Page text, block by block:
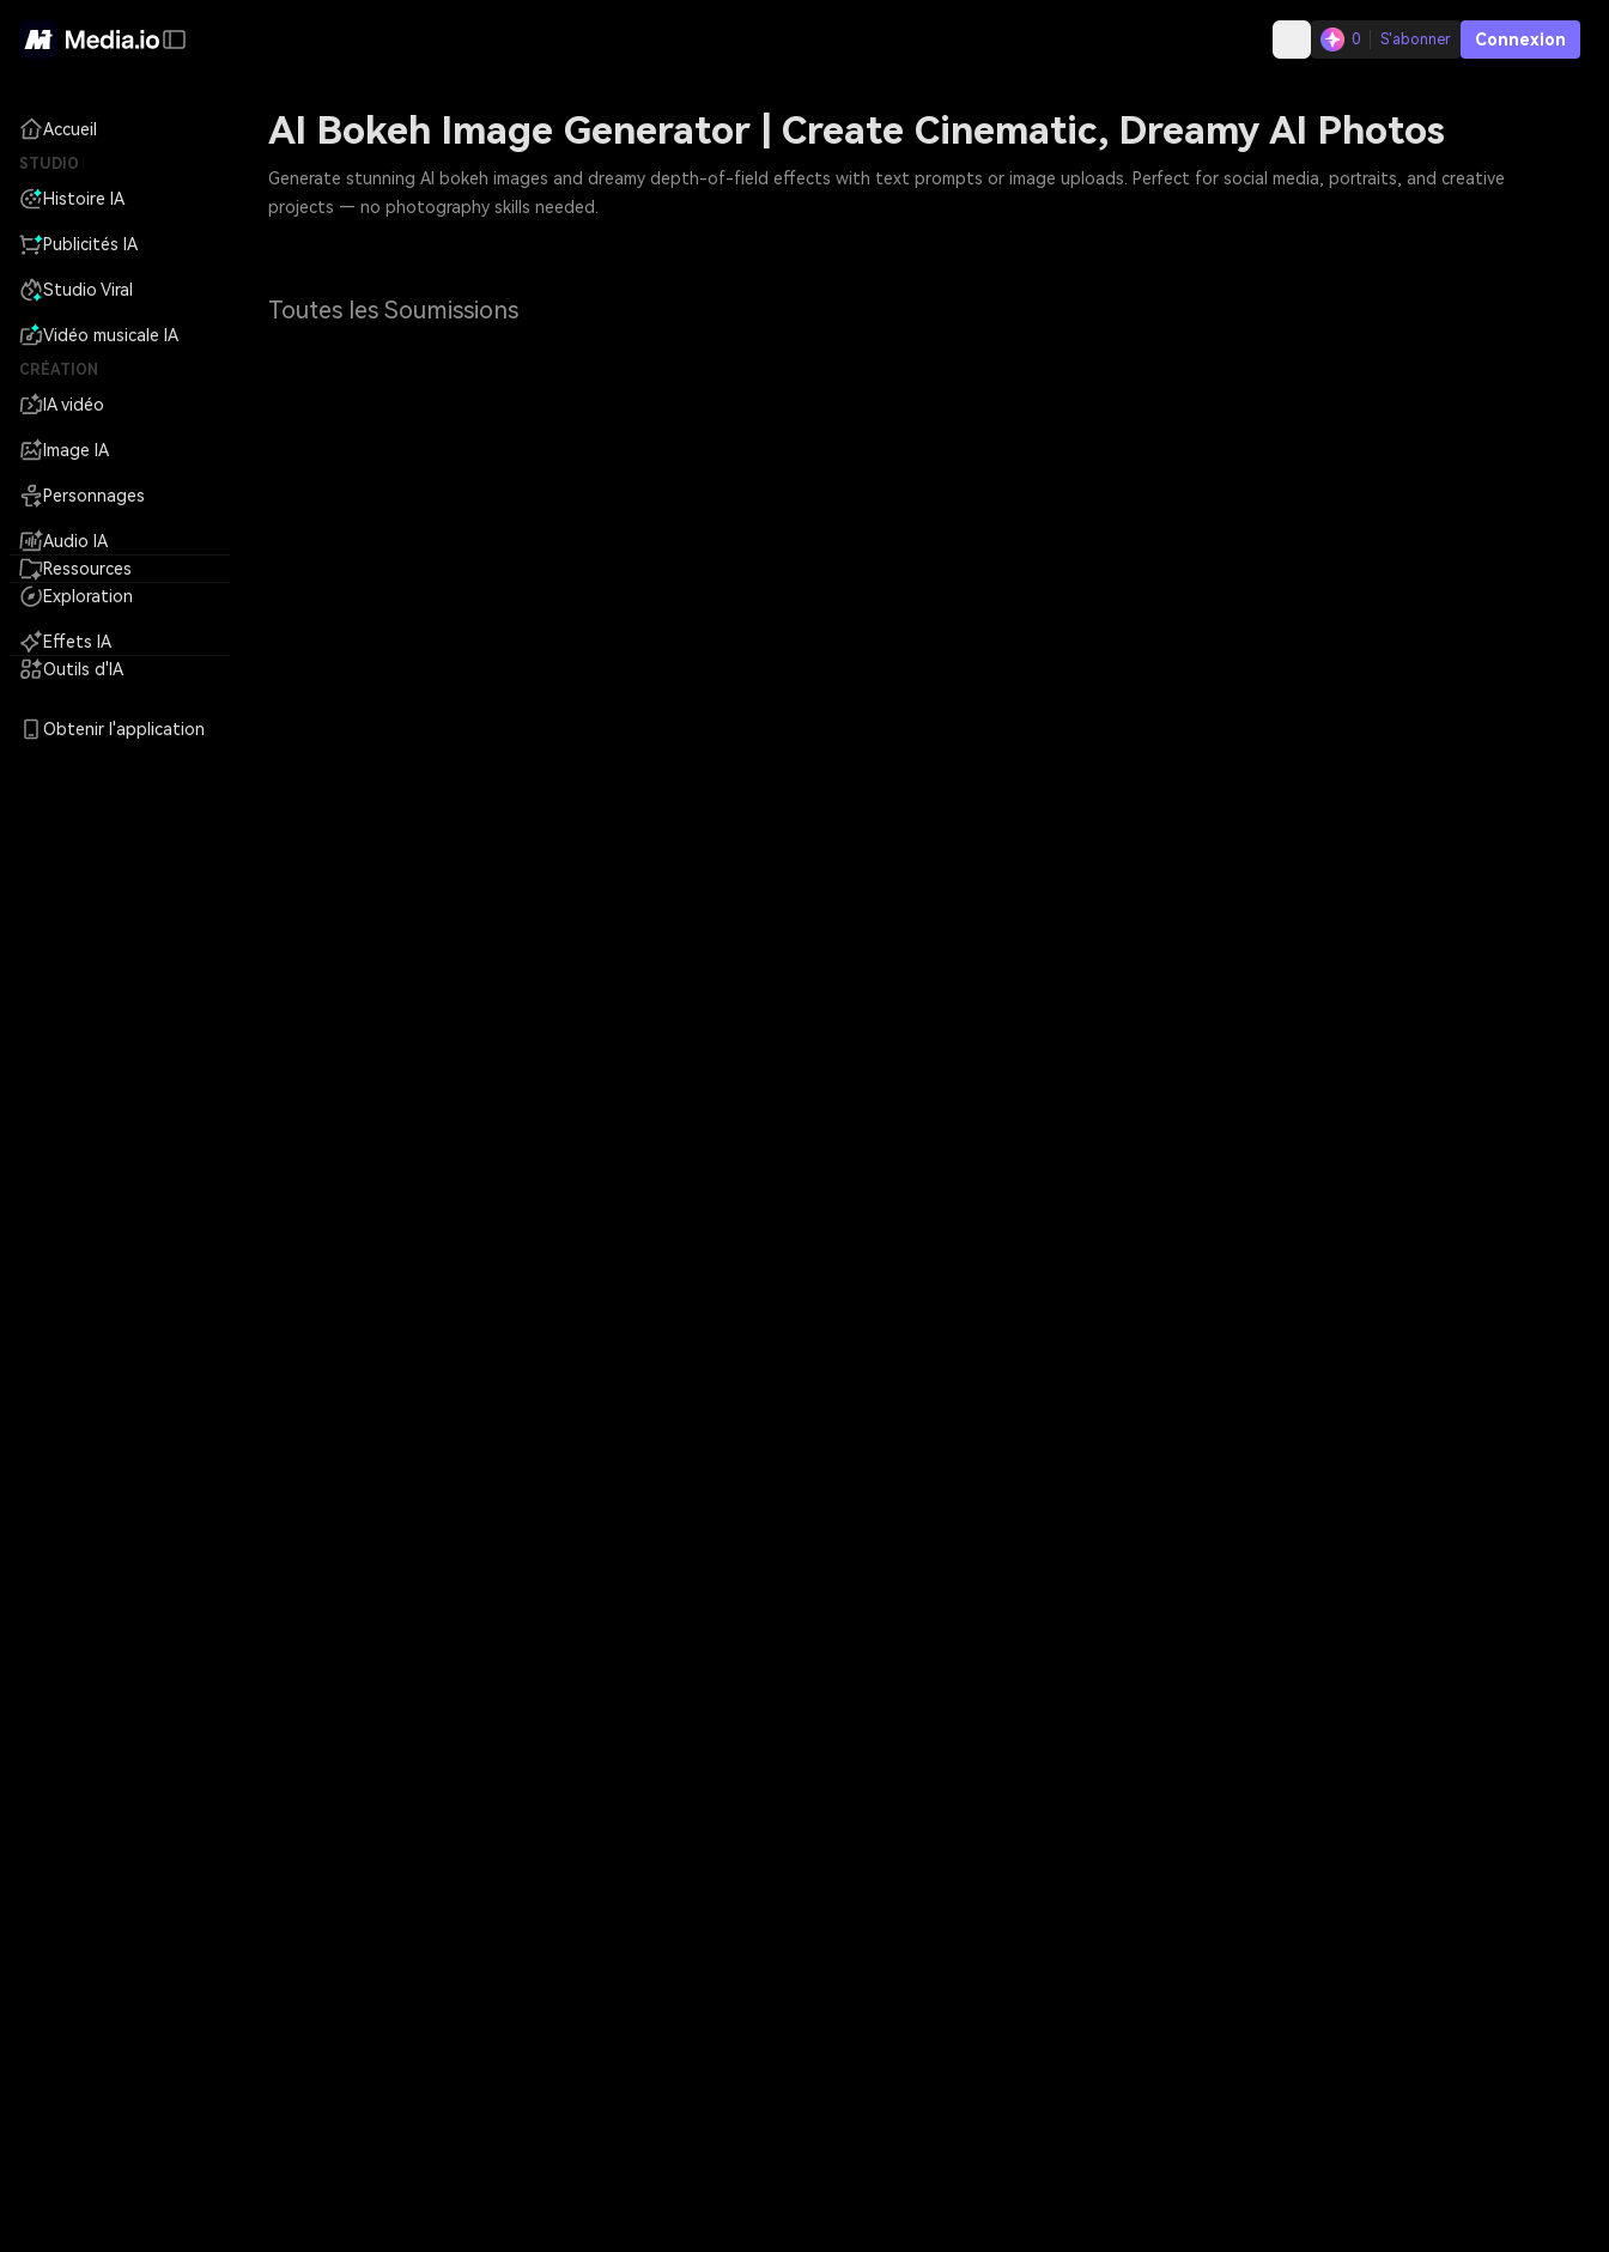
0 S'abonner Connexion
Accueil
STUDIO
Histoire IA
Publicités IA
Studio Viral
Vidéo musicale IA
CRÉATION
IA vidéo
Image IA
Personnages
Audio IA
Ressources
Exploration
Effets IA
Outils d'IA
Obtenir l'application
AI Bokeh Image Generator | Create Cinematic, Dreamy AI Photos
Generate stunning AI bokeh images and dreamy depth-of-field effects with text prompts or image uploads. Perfect for social media, portraits, and creative
projects — no photography skills needed.
Toutes les Soumissions